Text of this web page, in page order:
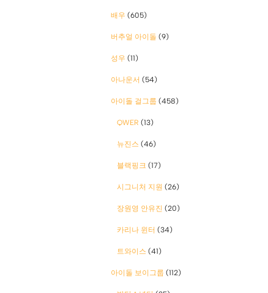
배우 (605)
버추얼 아이돌 (9)
성우 (11)
아나운서 (54)
아이돌 걸그룹 (458)
QWER (13)
뉴진스 (46)
블랙핑크 (17)
시그니처 지원 (26)
장원영 안유진 (20)
카리나 윈터 (34)
트와이스 (41)
아이돌 보이그룹 (112)